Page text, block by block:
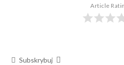
Article
Subskrybuj